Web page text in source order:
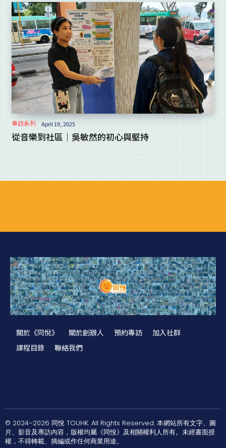
專訪系列 April 19, 2025
從音樂到社區｜吳敏然的初心與堅持
關於《同悅》 關於創辦人 預約專訪
加入社群
課程目錄
聯絡我們
© 2024–2026 同悅 TOUHK. All Rights Reserved. 本網站所有文字、圖
片、影音及專訪內容，版權均屬《同悅》及相關權利人所有。未經書面授
權，不得轉載、摘編或作任何商業用途。